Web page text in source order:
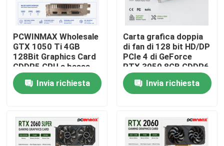
Casa
Video
PCWINMAX Wholesale
GTX 1050 Ti 4GB
128Bit Graphics Card
GDDR5 GPU a bassa
potenza con HD DP
DVI Output per
desktop
Invia richiesta
Carta grafica doppia
di fan di 128 bit HD/DP
PCIe 4 di GeForce
RTX 3050 8GB GDDR6
di gioco di PCWINMAX
per gioco del PC
Invia richiesta